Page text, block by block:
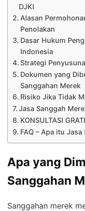
DJKI
Alasan
Penolakan
Dasar Hukum
Indonesia
Strategi
Dokumen yang
Sanggahan Merek
Risiko Jika Tidak
Jasa Sanggah
KONSULTASI
FAQ – Apa itu
Apa yang
Sanggahan
Sanggahan merek